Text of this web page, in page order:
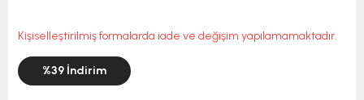
Kişiselleştirilmiş formalarda iade ve değişim yapılamamaktadır.
%39 İndirim